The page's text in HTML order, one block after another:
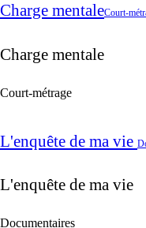
Charge mentaleCourt-
Charge mentale
Court-métrage
L'enquête de ma vie
L'enquête de ma vie
Documentaires